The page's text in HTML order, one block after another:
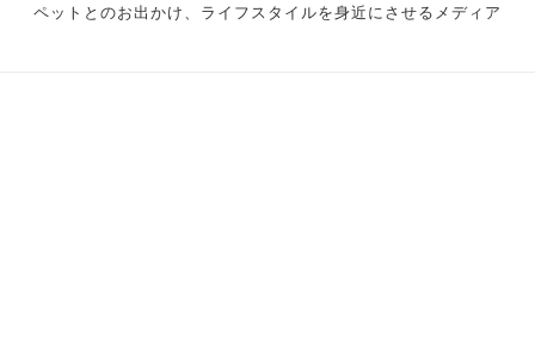
ペットとのお出かけ、ライフスタイルを身近にさせるメディア